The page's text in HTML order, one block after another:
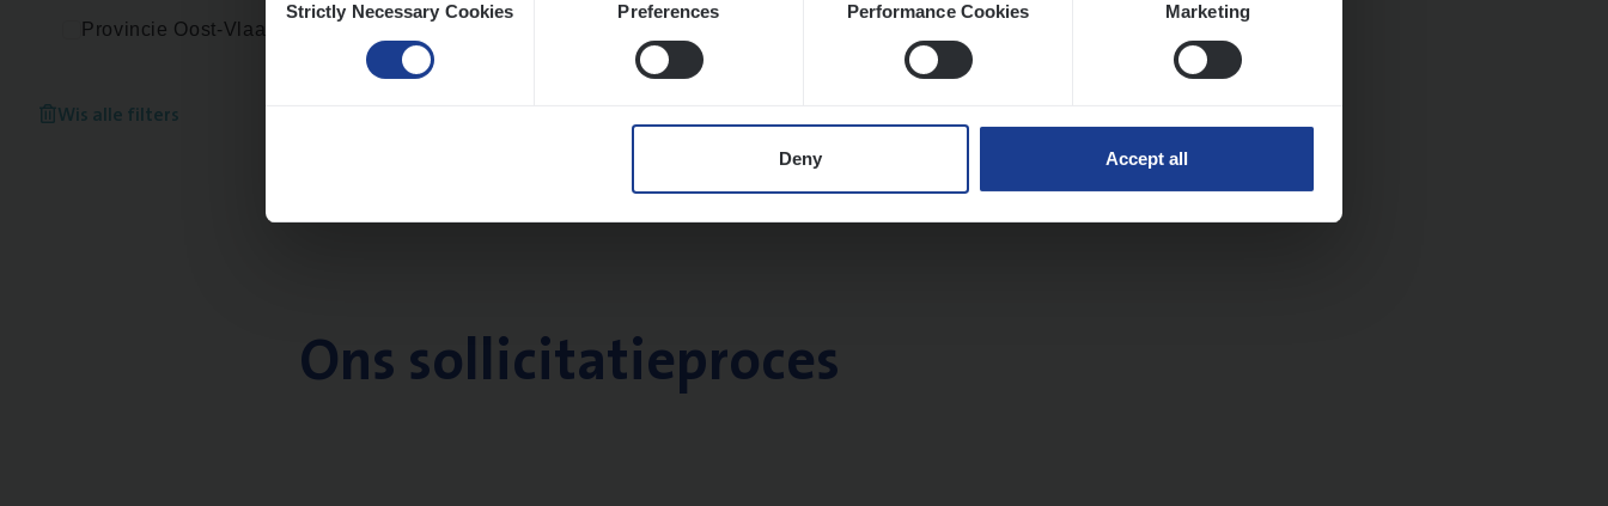
Selection
Strictly Necessary Cookies Preferences Performance Cookies Marketing
Deny Accept all
Provincie Oost-Vlaanderen
Wis alle filters
Ons sollicitatieproces